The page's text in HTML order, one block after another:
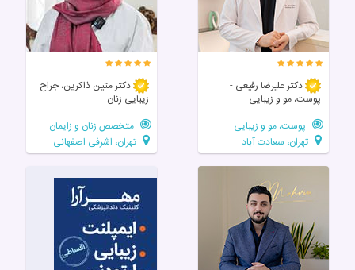
دکتر علیرضا رفیعی -
پوست، مو و زیبایی
پوست، مو و زیبایی
تهران، سعادت آباد
دکتر متین ذاکرین، جراح
زیبایی زنان
متخصص زنان و زایمان
تهران، اشرفی اصفهانی